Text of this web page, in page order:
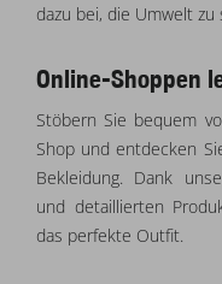
dazu bei, die Umwelt zu
Online-Shoppen
Stöbern Sie bequem
Shop und entdecken
Bekleidung. Dank
und detaillierten
das perfekte Outfit.